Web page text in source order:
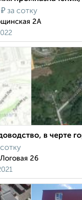
₽ за сотку
2А
в черте
26